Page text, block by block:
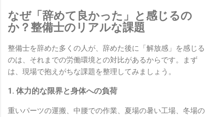
なぜ「辞めて良かった」と感じるの
か？整備士のリアルな課題
整備士を辞めた多くの人が、辞めた後に「解放感」を感じる
のは、それまでの労働環境との対比があるからです。まず
は、現場で抱えがちな課題を整理してみましょう。
1. 体力的な限界と身体への負荷
重いパーツの運搬、中腰での作業、夏場の暑い工場、冬場の